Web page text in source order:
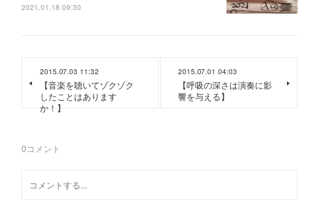
2021.01.18 09:30
2015.07.03 11:32
【音楽を聴いてゾクゾク
したことはあります
か！】
2015.07.01 04:03
【呼吸の深さは演奏に影
響を与える】
0コメント